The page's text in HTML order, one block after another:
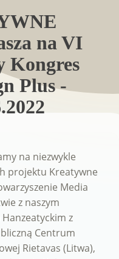
na VI
Kongres
Plus -
na niezwykle
projektu Kreatywne
Media
z naszym
z
Centrum
Rietavas (Litwa),